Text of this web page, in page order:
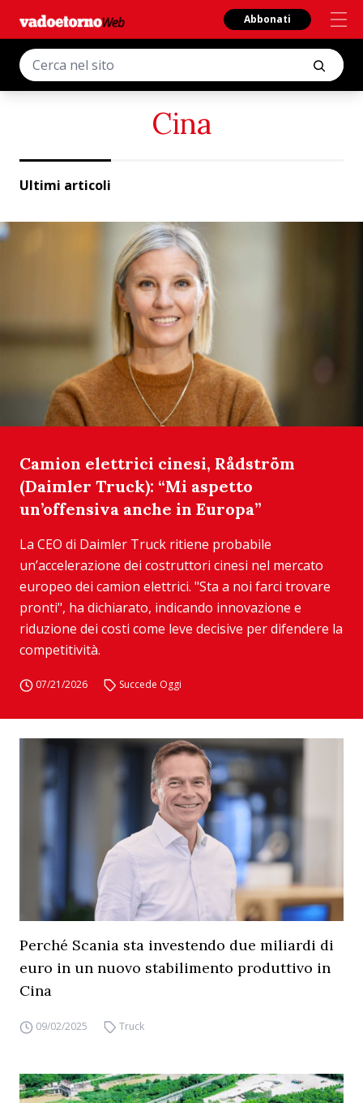
Abbonati
Cina
Ultimi articoli
Camion elettrici cinesi, Rådström
(Daimler Truck): “Mi aspetto
un’offensiva anche in Europa”
La CEO di Daimler Truck ritiene probabile
un’accelerazione dei costruttori cinesi nel mercato
europeo dei camion elettrici. "Sta a noi farci trovare
pronti", ha dichiarato, indicando innovazione e
riduzione dei costi come leve decisive per difendere la
competitività.
07/21/2026 Succede Oggi
Perché Scania sta investendo due miliardi di
euro in un nuovo stabilimento produttivo in
Cina
09/02/2025 Truck